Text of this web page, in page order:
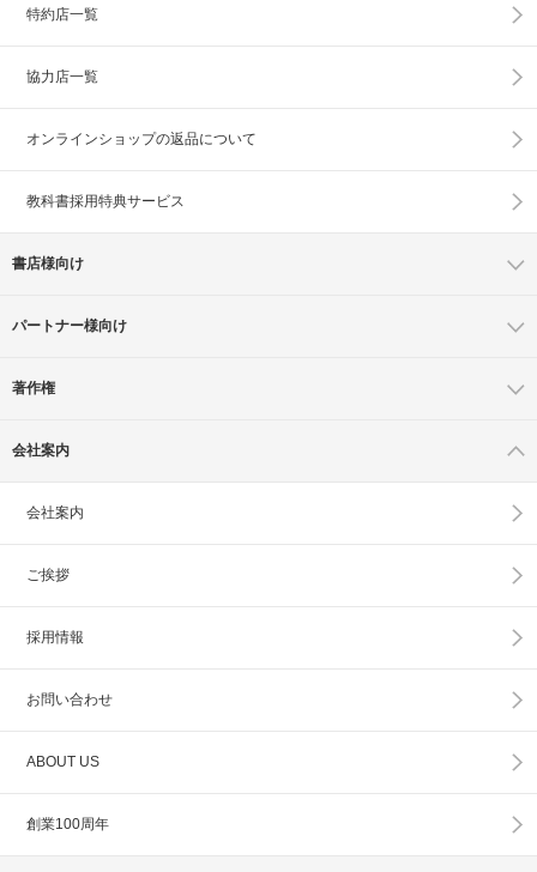
特約店一覧
協力店一覧
オンラインショップの返品について
教科書採用特典サービス
書店様向け
パートナー様向け
著作権
会社案内
会社案内
ご挨拶
採用情報
お問い合わせ
ABOUT US
創業100周年